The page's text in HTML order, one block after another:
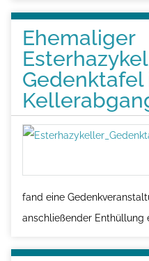
Ehemaliger
Gedenktafel
fand eine
anschließender Enthüllung